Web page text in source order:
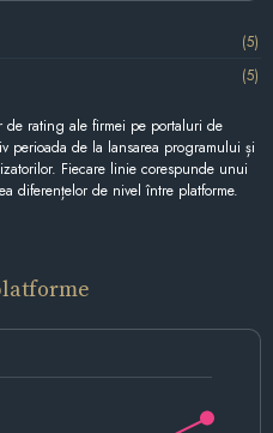
(5)
(5)
de rating ale firmei pe portaluri de
perioada de la lansarea programului și
Fiecare linie corespunde unui
diferențelor de nivel între platforme.